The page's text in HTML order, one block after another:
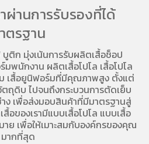
ผ่านการรับรองที่ได้
ตรฐาน
ติก มุ่งเน้นการรับผลิตเสื้อช็อป
มพนักงาน ผลิตเสื้อโปโล เสื้อโปโล
เสื้อยูนิฟอร์มที่มีคุณภาพสูง ตั้งแต่
ถุดิบ ไปจนถึงกระบวนการตัดเย็บ
ง เพื่อส่งมอบสินค้าที่มีมาตรฐานสู่
อของเรามีแบบเสื้อโปโล แบบเสื้อ
ย เพื่อให้เมาะสมกับองค์กรของคุณ
มากที่สุด